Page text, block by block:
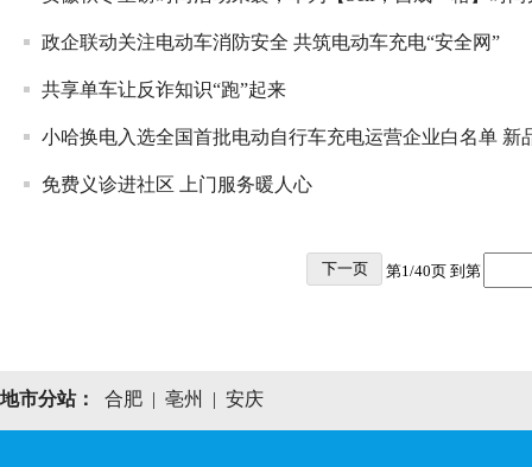
政企联动关注电动车消防安全 共筑电动车充电“安全网”
共享单车让反诈知识“跑”起来
小哈换电入选全国首批电动自行车充电运营企业白名单 新
免费义诊进社区 上门服务暖人心
下一页 第1/40页 到第
地市分站： 合肥 | 亳州 | 安庆